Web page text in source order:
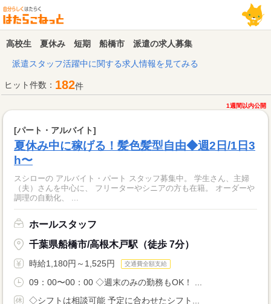
高校生 夏休み 短期 船橋市 派遣の求人募集
派遣スタッフ活躍中に関する求人情報を見てみる
ヒット件数： 182件
1週間以内公開
[パート・アルバイト]
夏休み中に稼げる！髪色髪型自由◆週2日/1日3
h〜
スシローの アルバイト・パート スタッフ募集中。 学生さん、主婦
（夫）さんを中心に、 フリーターやシニアの方も在籍。 オーダーや
調理の自動化、 ...
ホールスタッフ
千葉県船橋市/高根木戸駅（徒歩 7分）
時給1,180円～1,525円 交通費全額支給
09：00〜00：00 ◇週末のみの勤務もOK！ ...
◇シフトは相談可能 予定に合わせたシフト...